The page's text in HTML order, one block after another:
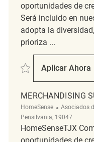
oportunidades de
Será incluido en
adopta la
prioriza ...
Salvar Merchandising
Aplicar Ahora
MERCHANDISING
HomeSense Categoría
Asociados
Pensilvania, 19047
HomeSenseTJX
oportunidades de